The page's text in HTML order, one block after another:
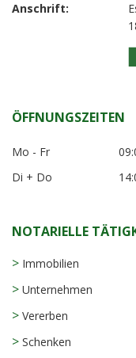
Anschrift:
ÖFFNUNGSZEITEN
Mo - Fr
Di + Do
NOTARIELLE
> Immobilien
> Unternehmen
> Vererben
> Schenken